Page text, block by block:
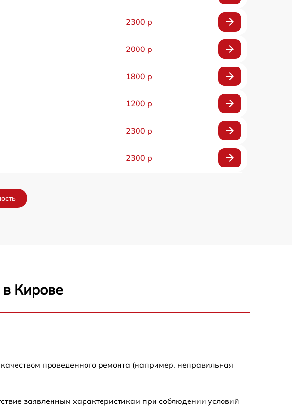
2300 р
2000 р
1800 р
1200 р
2300 р
2300 р
1300 р
в Кирове
проведенного ремонта (например, неправильная
заявленным характеристикам при соблюдении условий